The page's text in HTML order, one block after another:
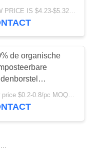
42
25
Duurzame de
EXW PRICE IS $4.23-$5.32/BOTTLE MOQ:de fles van 100pcs/BOTTLE *100
de organische
Eco
de
Exw price $0.2-0.8/pc MOQ:100pcs